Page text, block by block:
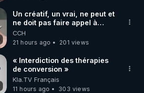
Un créatif, un vrai, ne peut et
ne doit pas faire appel à
l'intelligence artificielle
CCH
21 hours ago
201 views
« Interdiction des thérapies
de conversion »
Kla.TV Français
11 hours ago
303 views